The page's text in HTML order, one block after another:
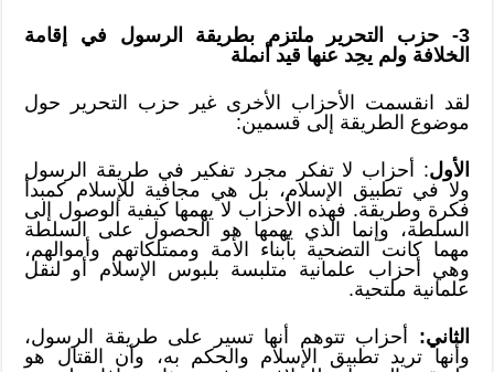
3- حزب التحرير ملتزم بطريقة الرسول في إقامة
الخلافة ولم يحِد عنها قيد أنملة
لقد انقسمت الأحزاب الأخرى غير حزب التحرير حول
موضوع الطريقة إلى قسمين:
الأول: أحزاب لا تفكر مجرد تفكير في طريقة الرسول
ولا في تطبيق الإسلام، بل هي مجافية للإسلام كمبدأ
فكرة وطريقة. فهذه الأحزاب لا يهمها كيفية الوصول إلى
السلطة، وإنما الذي يهمها هو الحصول على السلطة
مهما كانت التضحية بأبناء الأمة وممتلكاتهم وأموالهم،
وهي أحزاب علمانية متلبسة بلبوس الإسلام أو لنقل
علمانية ملتحية.
الثاني: أحزاب تتوهم أنها تسير على طريقة الرسول،
وأنها تريد تطبيق الإسلام والحكم به، وأن القتال هو